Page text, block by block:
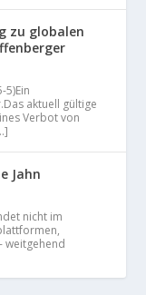
zu globalen
5)Ein
aktuell gültige
Verbot von
Jahn
nicht im
weitgehend